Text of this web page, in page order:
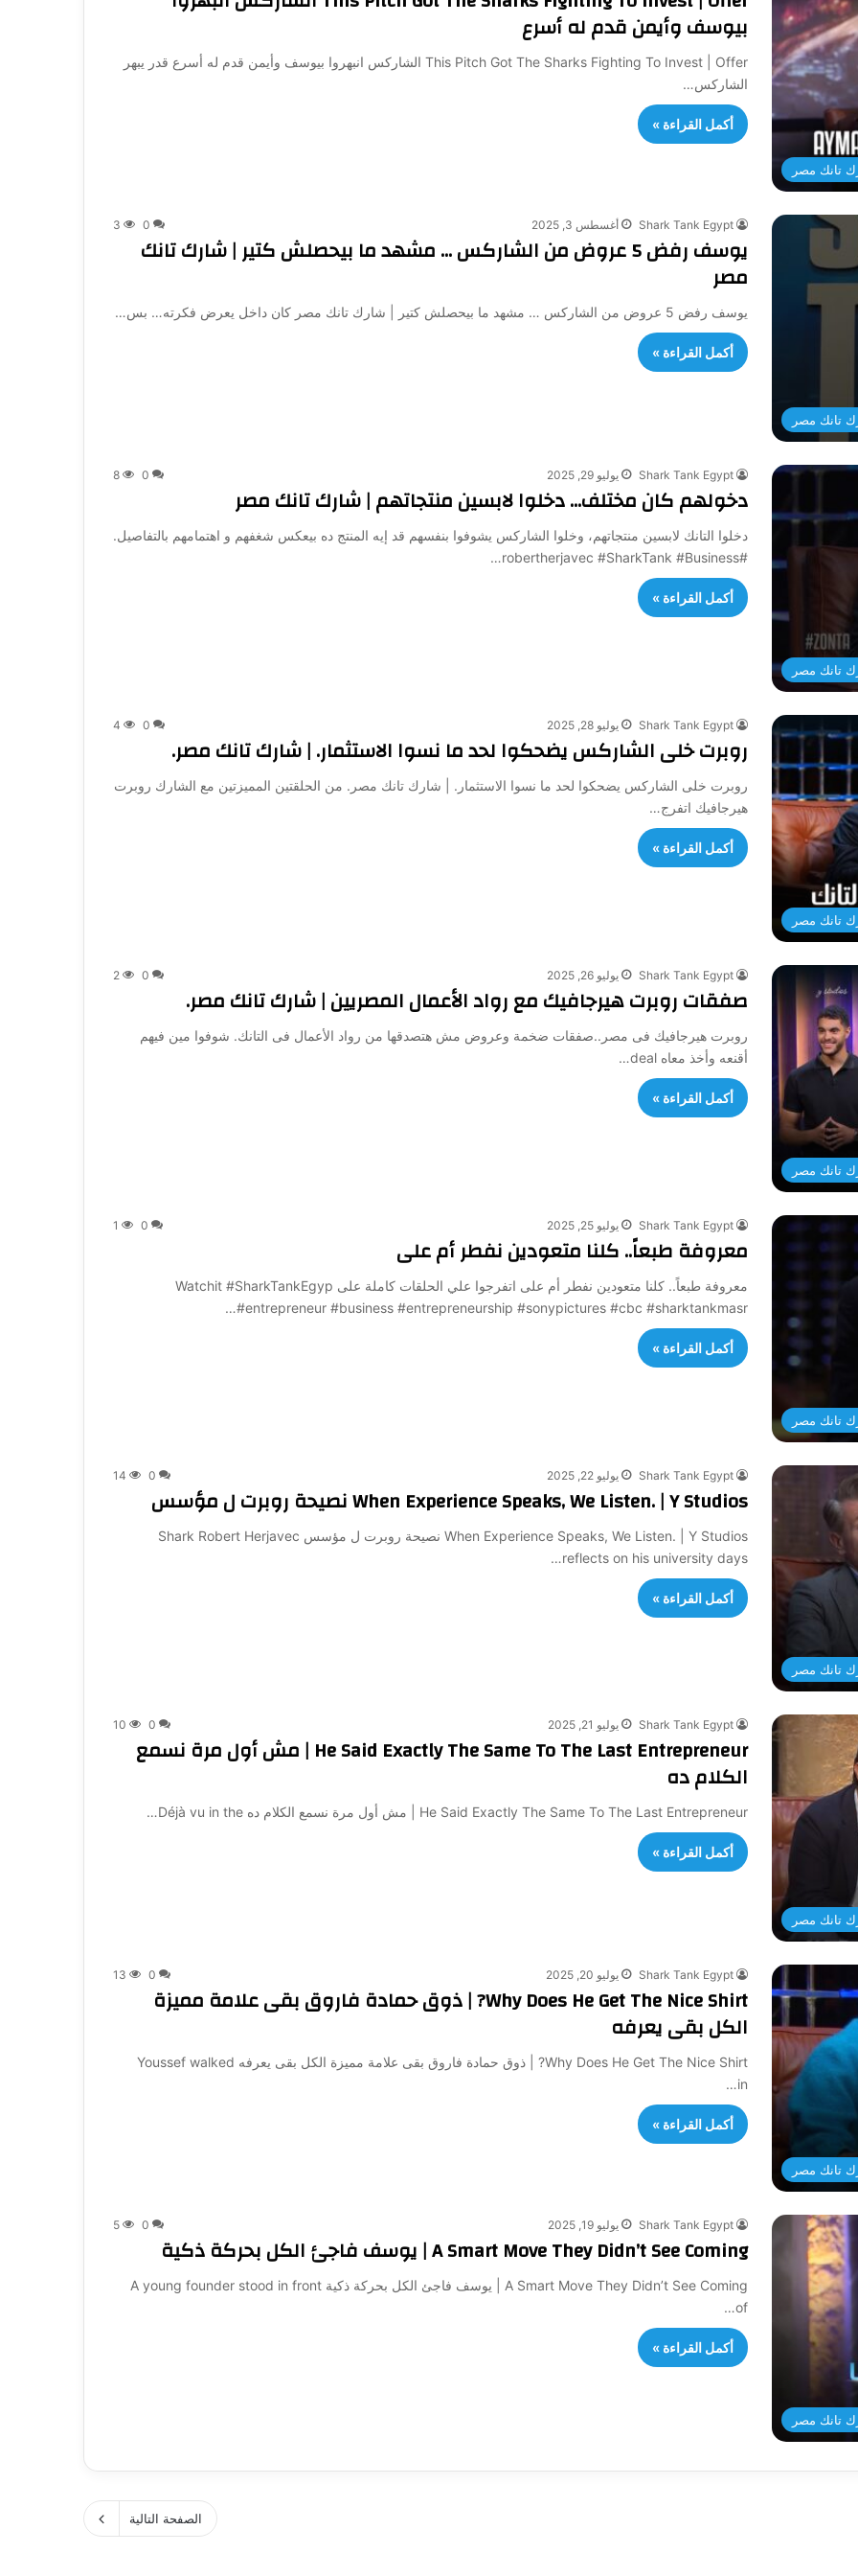
تانك مصر
بيوسف وأيمن قدم له أسرع
This Pitch Got The Sharks Fighting To Invest | Offer الشاركس انبهروا بيوسف وأيمن قدم له أسرع قدر يبهر
الشاركس…
أكمل القراءة »
تانك مصر
Shark Tank Egypt أغسطس 3, 2025 0
3
يوسف رفض 5 عروض من الشاركس … مشهد ما بيحصلش كتير | شارك تانك
مصر
يوسف رفض 5 عروض من الشاركس … مشهد ما بيحصلش كتير | شارك تانك مصر كان داخل يعرض فكرته… بس…
أكمل القراءة »
تانك مصر
Shark Tank Egypt يوليو 29, 2025 0
8
دخولهم كان مختلف… دخلوا لابسين منتجاتهم | شارك تانك مصر
دخلوا التانك لابسين منتجاتهم، وخلوا الشاركس يشوفوا بنفسهم قد إيه المنتج ده بيعكس شغفهم و اهتمامهم بالتفاصيل.
#robertherjavec #SharkTank #Business…
أكمل القراءة »
تانك مصر
Shark Tank Egypt يوليو 28, 2025 0
4
روبرت خلى الشاركس يضحكوا لحد ما نسوا الاستثمار. | شارك تانك مصر.
روبرت خلى الشاركس يضحكوا لحد ما نسوا الاستثمار. | شارك تانك مصر. من الحلقتين المميزتين مع الشارك روبرت
هيرجافيك اتفرج…
أكمل القراءة »
تانك مصر
Shark Tank Egypt يوليو 26, 2025 0
2
صفقات روبرت هيرجافيك مع رواد الأعمال المصريين | شارك تانك مصر.
روبرت هيرجافيك فى مصر..صفقات ضخمة وعروض مش هتصدقها من رواد الأعمال فى التانك. شوفوا مين فيهم
أقنعه وأخذ معاه deal…
أكمل القراءة »
تانك مصر
Shark Tank Egypt يوليو 25, 2025 0
1
معروفة طبعاً.. كلنا متعودين نفطر أم على
معروفة طبعاً.. كلنا متعودين نفطر أم على اتفرجوا علي الحلقات كاملة على Watchit #SharkTankEgyp
#entrepreneur #business #entrepreneurship #sonypictures #cbc #sharktankmasr…
أكمل القراءة »
تانك مصر
Shark Tank Egypt يوليو 22, 2025 0
14
When Experience Speaks, We Listen. | Y Studios نصيحة روبرت ل مؤسس
When Experience Speaks, We Listen. | Y Studios نصيحة روبرت ل مؤسس Shark Robert Herjavec
reflects on his university days…
أكمل القراءة »
تانك مصر
Shark Tank Egypt يوليو 21, 2025 0
10
He Said Exactly The Same To The Last Entrepreneur | مش أول مرة نسمع
الكلام ده
He Said Exactly The Same To The Last Entrepreneur | مش أول مرة نسمع الكلام ده Déjà vu in the…
أكمل القراءة »
تانك مصر
Shark Tank Egypt يوليو 20, 2025 0
13
Why Does He Get The Nice Shirt? | ذوق حمادة فاروق بقى علامة مميزة
الكل بقى يعرفه
Why Does He Get The Nice Shirt? | ذوق حمادة فاروق بقى علامة مميزة الكل بقى يعرفه Youssef walked
in…
أكمل القراءة »
تانك مصر
Shark Tank Egypt يوليو 19, 2025 0
5
A Smart Move They Didn’t See Coming | يوسف فاجئ الكل بحركة ذكية
A Smart Move They Didn’t See Coming | يوسف فاجئ الكل بحركة ذكية A young founder stood in front
of…
أكمل القراءة »
الصفحة التالية